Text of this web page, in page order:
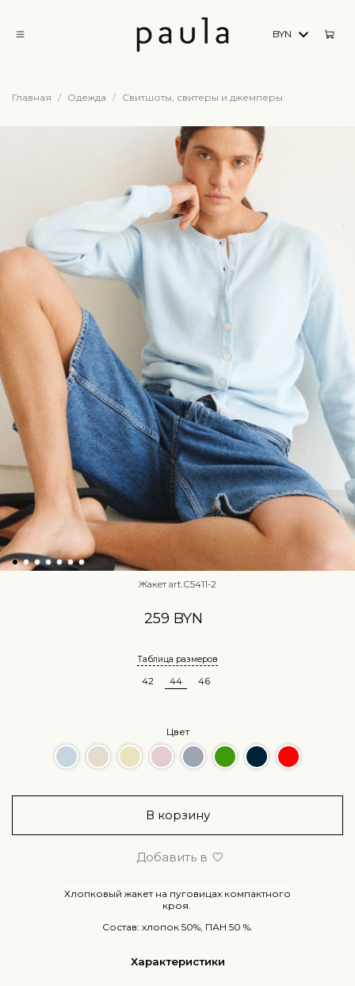
BYN
Главная Одежда Свитшоты, свитеры и джемперы
Жакет art.С5411-2
259 BYN
Таблица размеров
42 44 46
Цвет
В корзину
Добавить в
Хлопковый жакет на пуговицах компактного
кроя.
Состав: хлопок 50%, ПАН 50 %.
Характеристики